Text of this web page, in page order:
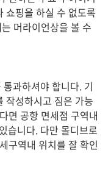
쇼핑을 하실 수 없도록
머라이언상을 볼 수
과하셔야 합니다. 기
작성하시고 짐은 가능
면 공항 면세점 구역내
습니다. 다만 몰디브로
구역내 위치를 잘 확인